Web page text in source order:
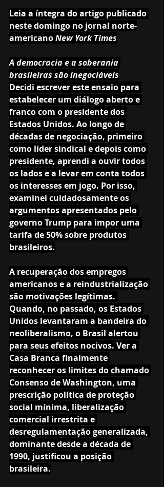
Leia a íntegra do artigo publicado
neste domingo no jornal norte-
americano New York Times
A democracia e a soberania
brasileiras são inegociáveis
Decidi escrever este ensaio para
estabelecer um diálogo aberto e
franco com o presidente dos
Estados Unidos. Ao longo de
décadas de negociação, primeiro
como líder sindical e depois como
presidente, aprendi a ouvir todos
os lados e a levar em conta todos
os interesses em jogo. Por isso,
examinei cuidadosamente os
argumentos apresentados pelo
governo Trump para impor uma
tarifa de 50% sobre produtos
brasileiros.
A recuperação dos empregos
americanos e a reindustrialização
são motivações legítimas.
Quando, no passado, os Estados
Unidos levantaram a bandeira do
neoliberalismo, o Brasil alertou
para seus efeitos nocivos. Ver a
Casa Branca finalmente
reconhecer os limites do chamado
Consenso de Washington, uma
prescrição política de proteção
social mínima, liberalização
comercial irrestrita e
desregulamentação generalizada,
dominante desde a década de
1990, justificou a posição
brasileira.